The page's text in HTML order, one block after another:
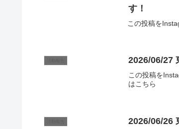
す！
この投稿を
2026/06/27
この投稿を
はこちら
2026/06/26